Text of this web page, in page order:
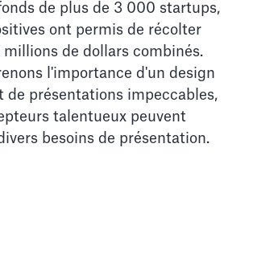
de plus de 3 000 startups,
ont permis de récolter
de dollars combinés.
l'importance d'un design
de présentations impeccables,
talentueux peuvent
besoins de présentation.